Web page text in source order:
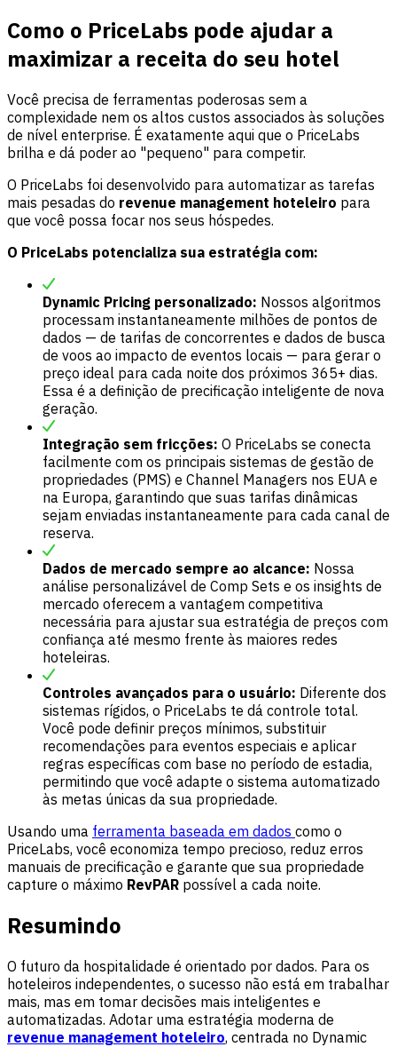
Como o PriceLabs pode ajudar a
maximizar a receita do seu hotel
Você precisa de ferramentas poderosas sem a
complexidade nem os altos custos associados às soluções
de nível enterprise. É exatamente aqui que o PriceLabs
brilha e dá poder ao "pequeno" para competir.
O PriceLabs foi desenvolvido para automatizar as tarefas
mais pesadas do revenue management hoteleiro para
que você possa focar nos seus hóspedes.
O PriceLabs potencializa sua estratégia com:
Dynamic Pricing personalizado: Nossos algoritmos
processam instantaneamente milhões de pontos de
dados — de tarifas de concorrentes e dados de busca
de voos ao impacto de eventos locais — para gerar o
preço ideal para cada noite dos próximos 365+ dias.
Essa é a definição de precificação inteligente de nova
geração.
Integração sem fricções: O PriceLabs se conecta
facilmente com os principais sistemas de gestão de
propriedades (PMS) e Channel Managers nos EUA e
na Europa, garantindo que suas tarifas dinâmicas
sejam enviadas instantaneamente para cada canal de
reserva.
Dados de mercado sempre ao alcance: Nossa
análise personalizável de Comp Sets e os insights de
mercado oferecem a vantagem competitiva
necessária para ajustar sua estratégia de preços com
confiança até mesmo frente às maiores redes
hoteleiras.
Controles avançados para o usuário: Diferente dos
sistemas rígidos, o PriceLabs te dá controle total.
Você pode definir preços mínimos, substituir
recomendações para eventos especiais e aplicar
regras específicas com base no período de estadia,
permitindo que você adapte o sistema automatizado
às metas únicas da sua propriedade.
Usando uma ferramenta baseada em dados como o
PriceLabs, você economiza tempo precioso, reduz erros
manuais de precificação e garante que sua propriedade
capture o máximo RevPAR possível a cada noite.
Resumindo
O futuro da hospitalidade é orientado por dados. Para os
hoteleiros independentes, o sucesso não está em trabalhar
mais, mas em tomar decisões mais inteligentes e
automatizadas. Adotar uma estratégia moderna de
revenue management hoteleiro, centrada no Dynamic